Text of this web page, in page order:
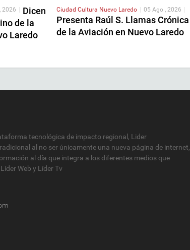
2026 | Dicen
de la
Laredo
Ciudad Cultura Nuevo Laredo | 05 Ago , 2026 |
Presenta Raúl S. Llamas Crónica
de la Aviación en Nuevo Laredo
tecnológica de impacto regional, Lider
al no ser únicamente una nueva página de internet,
al día que integra a los diferentes medios que
Web y Líder Tv